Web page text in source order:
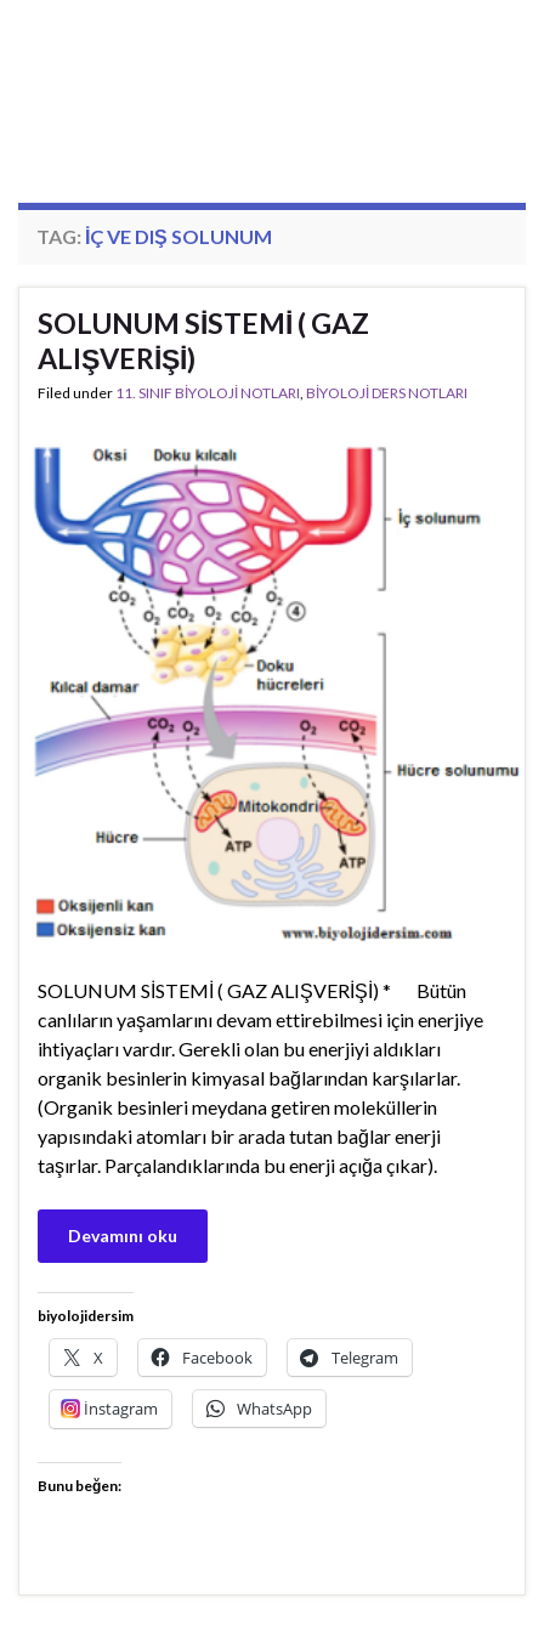
TAG: IÇ VE DIŞ SOLUNUM
SOLUNUM SİSTEMİ ( GAZ
ALIŞVERİŞİ)
Filed under 11. SINIF BİYOLOJİ NOTLARI BİYOLOJİ DERS NOTLARI
SOLUNUM SİSTEMİ ( GAZ ALIŞVERİŞİ) * Bütün
canlıların yaşamlarını devam ettirebilmesi için enerjiye
ihtiyaçları vardır. Gerekli olan bu enerjiyi aldıkları
organik besinlerin kimyasal bağlarından karşılarlar.
(Organik besinleri meydana getiren moleküllerin
yapısındaki atomları bir arada tutan bağlar enerji
taşırlar. Parçalandıklarında bu enerji açığa çıkar).
Devamını oku
biyolojidersim
X Facebook Telegram
İnstagram WhatsApp
Bunu beğen: